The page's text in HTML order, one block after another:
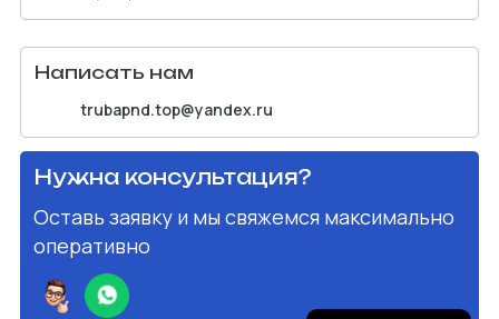
Написать нам
trubapnd.top@yandex.ru
Нужна консультация?
Оставь заявку и мы свяжемся максимально
оперативно